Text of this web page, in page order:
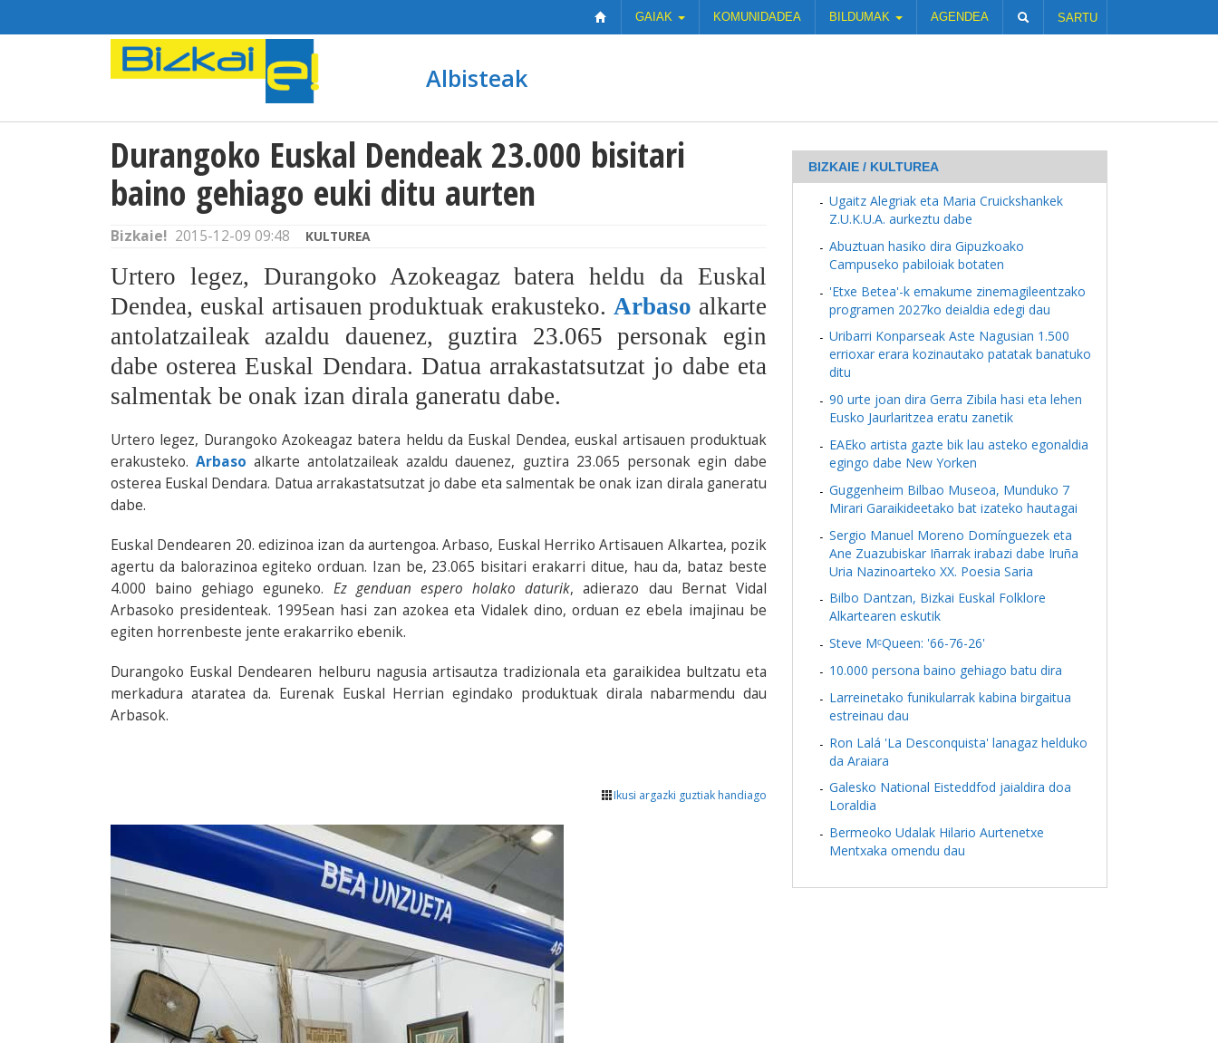
GAIAK KOMUNIDADEA BILDUMAK AGENDEA SARTU
Albisteak
Durangoko Euskal Dendeak 23.000 bisitari
baino gehiago euki ditu aurten
Bizkaie! 2015-12-09 09:48 KULTUREA
Urtero legez, Durangoko Azokeagaz batera heldu da Euskal
Dendea, euskal artisauen produktuak erakusteko.Arbaso alkarte
antolatzaileak azaldu dauenez, guztira 23.065 personak egin
dabe osterea Euskal Dendara. Datua arrakastatsutzat jo dabe eta
salmentak be onak izan dirala ganeratu dabe.
Urtero legez, Durangoko Azokeagaz batera heldu da Euskal Dendea, euskal artisauen produktuak
erakusteko.Arbaso alkarte antolatzaileak azaldu dauenez, guztira 23.065 personak egin dabe
osterea Euskal Dendara. Datua arrakastatsutzat jo dabe eta salmentak be onak izan dirala ganeratu
dabe.
Euskal Dendearen 20. edizinoa izan da aurtengoa. Arbaso, Euskal Herriko Artisauen Alkartea, pozik
agertu da balorazinoa egiteko orduan. Izan be, 23.065 bisitari erakarri ditue, hau da, bataz beste
4.000 baino gehiago eguneko. Ez genduan espero holako daturik, adierazo dau Bernat Vidal
Arbasoko presidenteak. 1995ean hasi zan azokea eta Vidalek dino, orduan ez ebela imajinau be
egiten horrenbeste jente erakarriko ebenik.
Durangoko Euskal Dendearen helburu nagusia artisautza tradizionala eta garaikidea bultzatu eta
merkadura ataratea da. Eurenak Euskal Herrian egindako produktuak dirala nabarmendu dau
Arbasok.
Ikusi argazki guztiak handiago
BIZKAIE / KULTUREA
Ugaitz Alegriak eta Maria Cruickshankek
Z.U.K.U.A. aurkeztu dabe
Abuztuan hasiko dira Gipuzkoako
Campuseko pabiloiak botaten
'Etxe Betea'-k emakume zinemagileentzako
programen 2027ko deialdia edegi dau
Uribarri Konparseak Aste Nagusian 1.500
errioxar erara kozinautako patatak banatuko
ditu
90 urte joan dira Gerra Zibila hasi eta lehen
Eusko Jaurlaritzea eratu zanetik
EAEko artista gazte bik lau asteko egonaldia
egingo dabe New Yorken
Guggenheim Bilbao Museoa, Munduko 7
Mirari Garaikideetako bat izateko hautagai
Sergio Manuel Moreno Domínguezek eta
Ane Zuazubiskar Iñarrak irabazi dabe Iruña
Uria Nazinoarteko XX. Poesia Saria
Bilbo Dantzan, Bizkai Euskal Folklore
Alkartearen eskutik
Steve MᶜQueen: '66-76-26'
10.000 persona baino gehiago batu dira
Larreinetako funikularrak kabina birgaitua
estreinau dau
Ron Lalá 'La Desconquista' lanagaz helduko
da Araiara
Galesko National Eisteddfod jaialdira doa
Loraldia
Bermeoko Udalak Hilario Aurtenetxe
Mentxaka omendu dau